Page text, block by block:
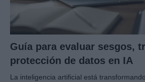
Guía para evaluar sesgos,
protección de datos en IA
La inteligencia artificial está